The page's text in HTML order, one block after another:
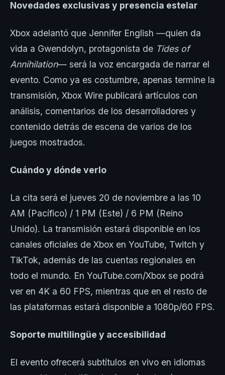
Novedades exclusivas y presencia estelar
Xbox adelantó que Jennifer English —quien da
vida a Gwendolyn, protagonista de Tides of
Annihilation— será la voz encargada de narrar el
evento. Como ya es costumbre, apenas termine la
transmisión, Xbox Wire publicará artículos con
análisis, comentarios de los desarrolladores y
contenido detrás de escena de varios de los
juegos mostrados.
Cuándo y dónde verlo
La cita será el jueves 20 de noviembre a las 10
AM (Pacífico) / 1 PM (Este) / 6 PM (Reino
Unido). La transmisión estará disponible en los
canales oficiales de Xbox en YouTube, Twitch y
TikTok, además de las cuentas regionales en
todo el mundo. En YouTube.com/Xbox se podrá
ver en 4K a 60 FPS, mientras que en el resto de
las plataformas estará disponible a 1080p/60 FPS.
Soporte multilingüe y accesibilidad
El evento ofrecerá subtítulos en vivo en idiomas